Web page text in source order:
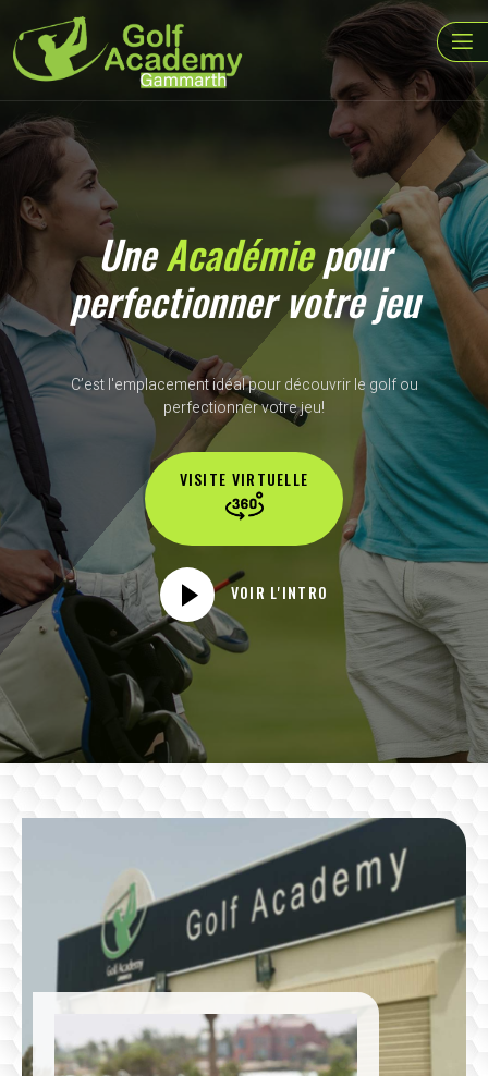
UneAcadémiepour
perfectionner votre jeu
C’est l'emplacement idéal pour découvrir le golf ou
perfectionner votre jeu!
VISITE VIRTUELLE
VOIR L'INTRO